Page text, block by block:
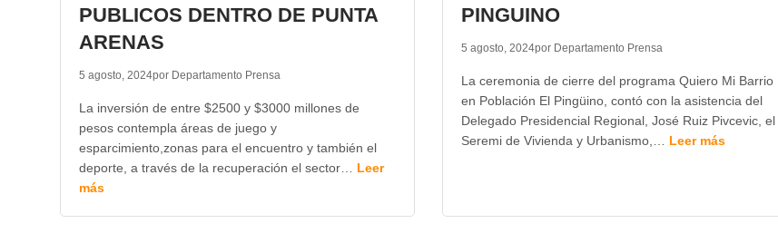
PUBLICOS DENTRO DE PUNTA
ARENAS
5 agosto, 2024por Departamento Prensa
La inversión de entre $2500 y $3000 millones de
pesos contempla áreas de juego y
esparcimiento,zonas para el encuentro y también el
deporte, a través de la recuperación el sector… Leer
más
PINGUINO
5 agosto, 2024por Departamento Prensa
La ceremonia de cierre del programa Quiero Mi Barrio
en Población El Pingüino, contó con la asistencia del
Delegado Presidencial Regional, José Ruiz Pivcevic, el
Seremi de Vivienda y Urbanismo,… Leer más